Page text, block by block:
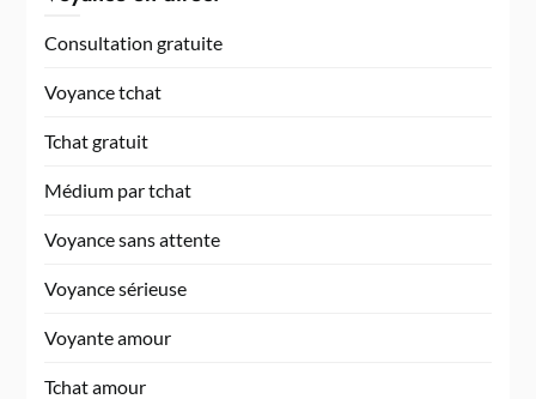
Consultation gratuite
Voyance tchat
Tchat gratuit
Médium par tchat
Voyance sans attente
Voyance sérieuse
Voyante amour
Tchat amour